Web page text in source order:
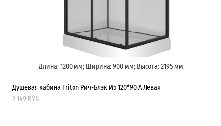
Длина: 1200 мм; Ширина: 900 мм; Высота: 2195 мм
Душевая кабина Triton Рич-Блэк М5 120*90 А Левая
2 149 BYN